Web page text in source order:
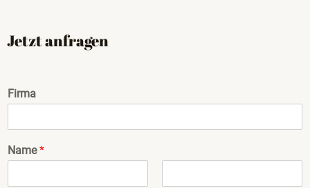
Jetzt anfragen
Firma
Name*